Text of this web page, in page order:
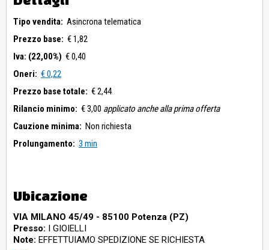
Tipo vendita: Asincrona telematica
Prezzo base: € 1,82
Iva: (22,00%) € 0,40
Oneri: € 0,22
Prezzo base totale: € 2,44
Rilancio minimo: € 3,00 applicato anche alla prima offerta
Cauzione minima: Non richiesta
Prolungamento: 3 min
Ubicazione
VIA MILANO 45/49 - 85100 Potenza (PZ)
Presso: I GIOIELLI
Note: EFFETTUIAMO SPEDIZIONE SE RICHIESTA